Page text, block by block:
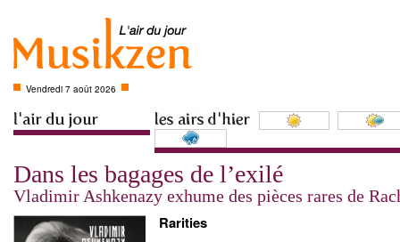
Vendredi 7 août 2026
Dans les bagages de l’exilé
Vladimir Ashkenazy exhume des pièces rares de
Rarities